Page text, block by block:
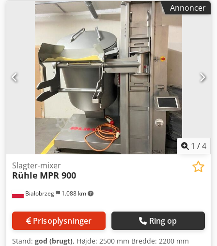
Annoncer
1 /4
Białobrzegi 1.088 km
Slagter-mixer
Rühle MPR 900
Prisoplysninger Ring op
Stand: god (brugt), Højde: 2500 mm Bredde: 2200 mm